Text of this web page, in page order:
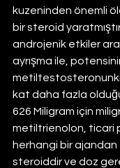
kuzeninden önemli
bir steroid
androjenik etkiler
ayrışma ile,
kat daha fazla
626 Miligram için
metiltrienolon, ticari
herhangi bir
steroiddir ve doz